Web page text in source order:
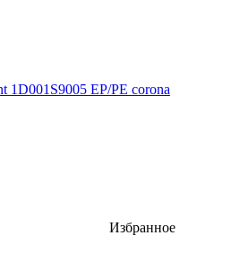
1D001S9005 EP/PE corona
Избранное